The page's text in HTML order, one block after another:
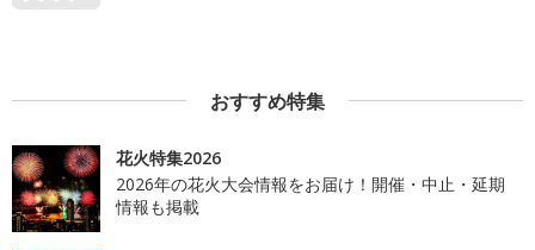
おすすめ特集
花火特集2026
2026年の花火大会情報をお届け！開催・中止・延期
情報も掲載